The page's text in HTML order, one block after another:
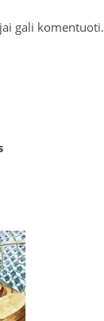
gali komentuoti.